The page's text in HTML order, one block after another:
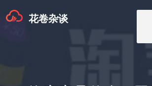
花卷杂谈